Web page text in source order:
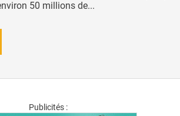
50 millions de...
Publicités :